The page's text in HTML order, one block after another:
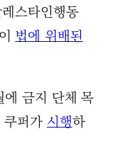
스타인행동
법에 위배된
금지 단체 목
퍼가 시행하